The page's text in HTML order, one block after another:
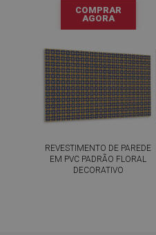
COMPRAR
AGORA
REVESTIMENTO DE PAREDE
EM PVC PADRÃO FLORAL
DECORATIVO